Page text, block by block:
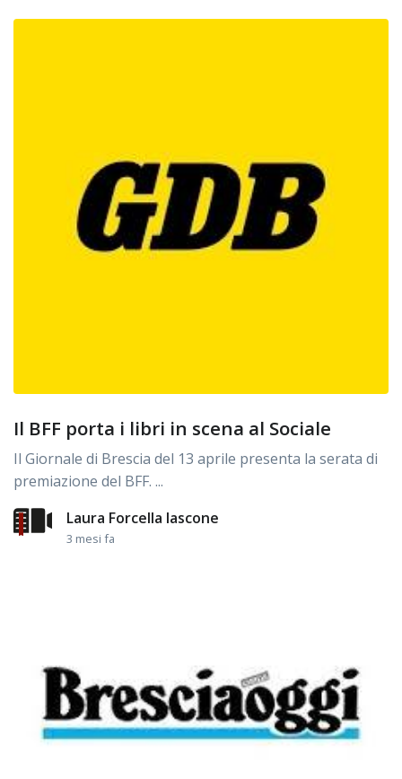
Il BFF porta i libri in scena al Sociale
Il Giornale di Brescia del 13 aprile presenta la serata di
premiazione del BFF. ...
Laura Forcella Iascone
3 mesi fa